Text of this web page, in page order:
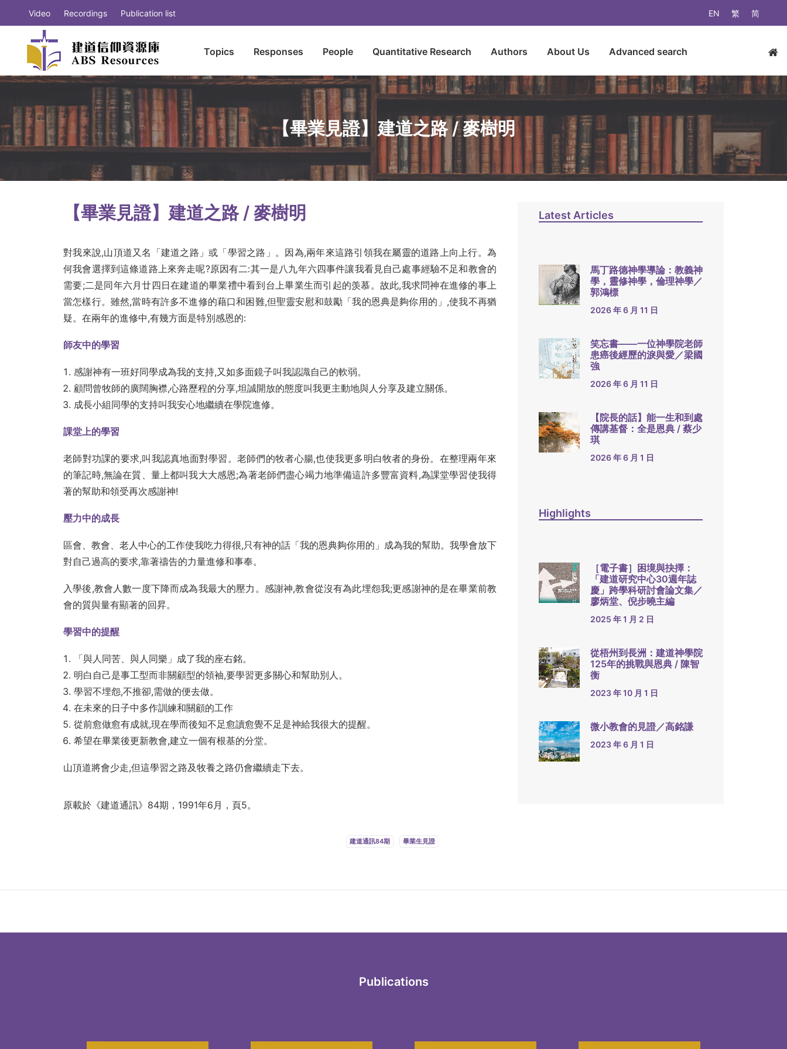
EN 繁 简
Video Recordings Publication list
Topics Responses People Quantitative Research Authors About Us Advanced search
【畢業見證】建道之路 / 麥樹明
【畢業見證】建道之路 / 麥樹明
對我來說,山頂道又名「建道之路」或「學習之路」。因為,兩年來這路引領我在屬靈的道路上向上行。為
何我會選擇到這條道路上來奔走呢?原因有二:其一是八九年六四事件讓我看見自己處事經驗不足和教會的
需要;二是同年六月廿四日在建道的畢業禮中看到台上畢業生而引起的羡慕。故此,我求問神在進修的事上
當怎樣行。雖然,當時有許多不進修的藉口和困難,但聖靈安慰和鼓勵「我的恩典是夠你用的」,使我不再猶
疑。在兩年的進修中,有幾方面是特別感恩的:
師友中的學習
感謝神有一班好同學成為我的支持,又如多面鏡子叫我認識自己的軟弱。
顧問曾牧師的廣闊胸襟,心路歷程的分享,坦誠開放的態度叫我更主動地與人分享及建立關係。
成長小組同學的支持叫我安心地繼續在學院進修。
課堂上的學習
老師對功課的要求,叫我認真地面對學習。老師們的牧者心腸,也使我更多明白牧者的身份。在整理兩年來
的筆記時,無論在質、量上都叫我大大感恩;為著老師們盡心竭力地準備這許多豐富資料,為課堂學習使我得
著的幫助和領受再次感謝神!
壓力中的成長
區會、教會、老人中心的工作使我吃力得很,只有神的話「我的恩典夠你用的」成為我的幫助。我學會放下
對自己過高的要求,靠著禱告的力量進修和事奉。
入學後,教會人數一度下降而成為我最大的壓力。感謝神,教會從沒有為此埋怨我;更感謝神的是在畢業前教
會的質與量有顯著的回昇。
學習中的提醒
「與人同苦、與人同樂」成了我的座右銘。
明白自己是事工型而非關顧型的領袖,要學習更多關心和幫助別人。
學習不埋怨,不推卻,需做的便去做。
在未來的日子中多作訓練和關顧的工作
從前愈做愈有成就,現在學而後知不足愈讀愈覺不足是神給我很大的提醒。
希望在畢業後更新教會,建立一個有根基的分堂。
山頂道將會少走,但這學習之路及牧養之路仍會繼續走下去。
原載於《建道通訊》84期，1991年6月，頁5。
Latest Articles
馬丁路德神學導論：教義神
學，靈修神學，倫理神學／
郭鴻標
2026 年 6 月 11 日
笑忘書——一位神學院老師
患癌後經歷的淚與愛／梁國
強
2026 年 6 月 11 日
【院長的話】能一生和到處
傳講基督：全是恩典 / 蔡少
琪
2026 年 6 月 1 日
Highlights
［電子書］困境與抉擇：
「建道研究中心30週年誌
慶」跨學科研討會論文集／
廖炳堂、倪步曉主編
2025 年 1 月 2 日
從梧州到長洲：建道神學院
125年的挑戰與恩典 / 陳智
衡
2023 年 10 月 1 日
微小教會的見證／高銘謙
2023 年 6 月 1 日
建道通訊84期 畢業生見證
Publications